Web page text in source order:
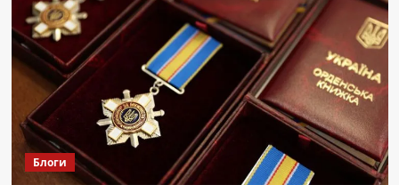
Блоги